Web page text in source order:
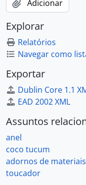
Adicionar
Explorar
Relatórios
Navegar como
Exportar
Dublin Core 1.1
EAD 2002 XML
Assuntos
anel
coco tucum
adornos de
toucador